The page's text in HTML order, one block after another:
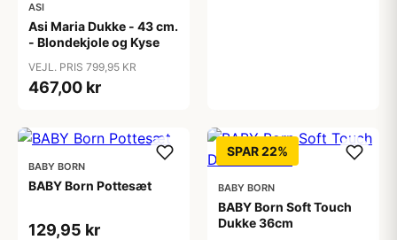
ASI
Asi Maria Dukke - 43 cm.
- Blondekjole og Kyse
VEJL. PRIS 799,95 KR
467,00 kr
BABY BORN
BABY Born Pottesæt
129,95 kr
SPAR 22%
BABY BORN
BABY Born Soft Touch
Dukke 36cm